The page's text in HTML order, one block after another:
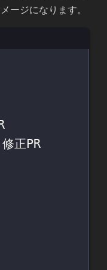
ージになります。
正PR